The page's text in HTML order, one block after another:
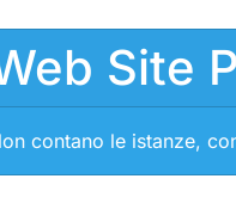
Site
contano le istanze,